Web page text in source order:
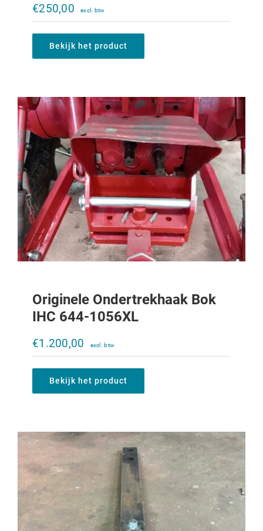
€250,00
Bekijk het product
€1.200,00
Originele Ondertrekhaak Bok
IHC 644-1056XL
€1.200,00
Bekijk het product
€395,00